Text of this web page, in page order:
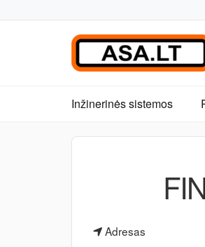
Inžinerinės sistemos
Adresas